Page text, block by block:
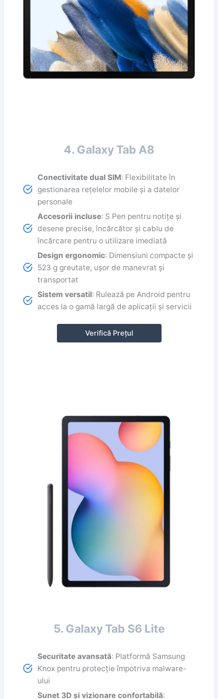
4. Galaxy Tab A8
Conectivitate dual SIM: Flexibilitate în
gestionarea rețelelor mobile și a datelor
personale
Accesorii incluse: S Pen pentru notițe și
desene precise, încărcător și cablu de
încărcare pentru o utilizare imediată
Design ergonomic: Dimensiuni compacte și
523 g greutate, ușor de manevrat și
transportat
Sistem versatil: Rulează pe Android pentru
acces la o gamă largă de aplicații și servicii
Verifică Prețul
5. Galaxy Tab S6 Lite
Securitate avansată: Platformă Samsung
Knox pentru protecție împotriva malware-
ului
Sunet 3D și vizionare confortabilă: